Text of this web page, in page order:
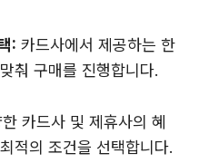
: 카드사에서 제공하는 한
춰 구매를 진행합니다.
카드사 및 제휴사의 혜
적의 조건을 선택합니다.